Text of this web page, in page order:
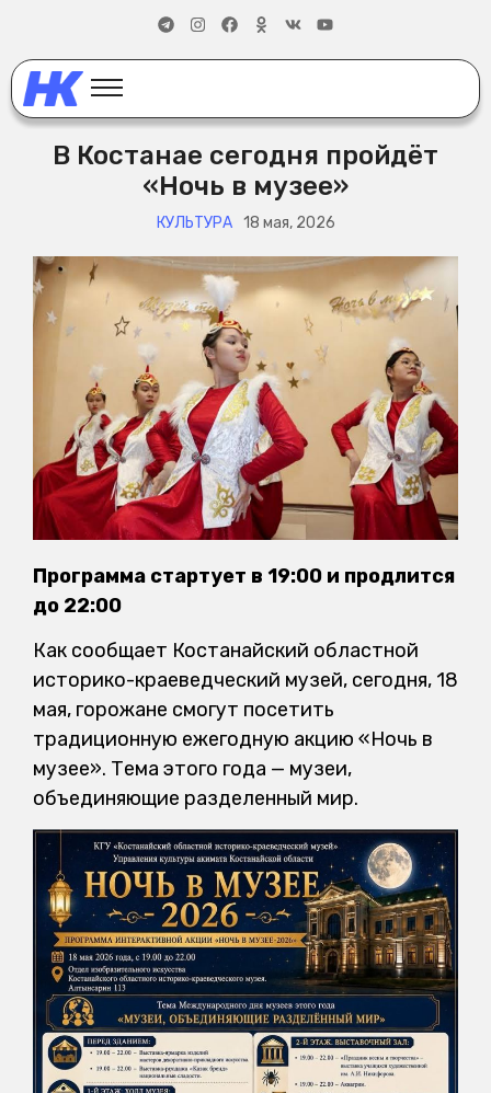
В Костанае сегодня пройдёт
«Ночь в музее»
КУЛЬТУРА 18 мая, 2026
Программа стартует в 19:00 и продлится
до 22:00
Как сообщает Костанайский областной
историко-краеведческий музей, сегодня, 18
мая, горожане смогут посетить
традиционную ежегодную акцию «Ночь в
музее». Тема этого года — музеи,
объединяющие разделенный мир.